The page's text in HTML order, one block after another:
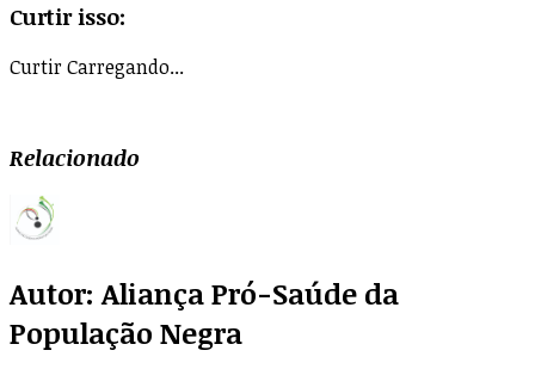
Curtir isso:
CurtirCarregando...
Relacionado
Autor: Aliança Pró-Saúde da
População Negra